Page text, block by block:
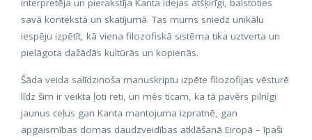
interpretēja un pierakstīja Kanta idejas atšķirīgi, balstoties
savā kontekstā un skatījumā. Tas mums sniedz unikālu
iespēju izpētīt, kā viena filozofiskā sistēma tika uztverta un
pielāgota dažādās kultūrās un kopienās.
Šāda veida salīdzinoša manuskriptu izpēte filozofijas vēsturē
līdz šim ir veikta ļoti reti, un mēs ticam, ka tā pavērs pilnīgi
jaunus ceļus gan Kanta mantojuma izpratnē, gan
apgaismības domas daudzveidības atklāšanā Eiropā – īpaši